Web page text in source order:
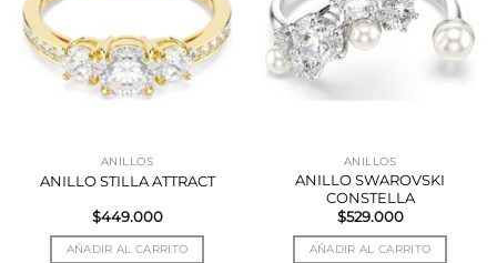
ANILLOS
ANILLO STILLA ATTRACT
$449.000
AÑADIR AL CARRITO
ANILLOS
ANILLO SWAROVSKI
CONSTELLA
$529.000
AÑADIR AL CARRITO